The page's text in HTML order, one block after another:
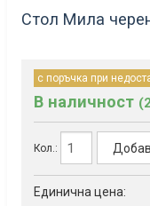
Стол Мила
с поръчка при
В наличност
Кол.:
Единична цена: